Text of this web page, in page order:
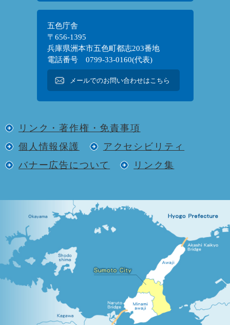
五色庁舎
〒656-1395
兵庫県洲本市五色町都志203番地
電話番号 0799-33-0160(代表)
メールでのお問い合わせはこちら
リンク・著作権・免責事項
個人情報保護
アクセシビリティ
バナー広告について
リンク集